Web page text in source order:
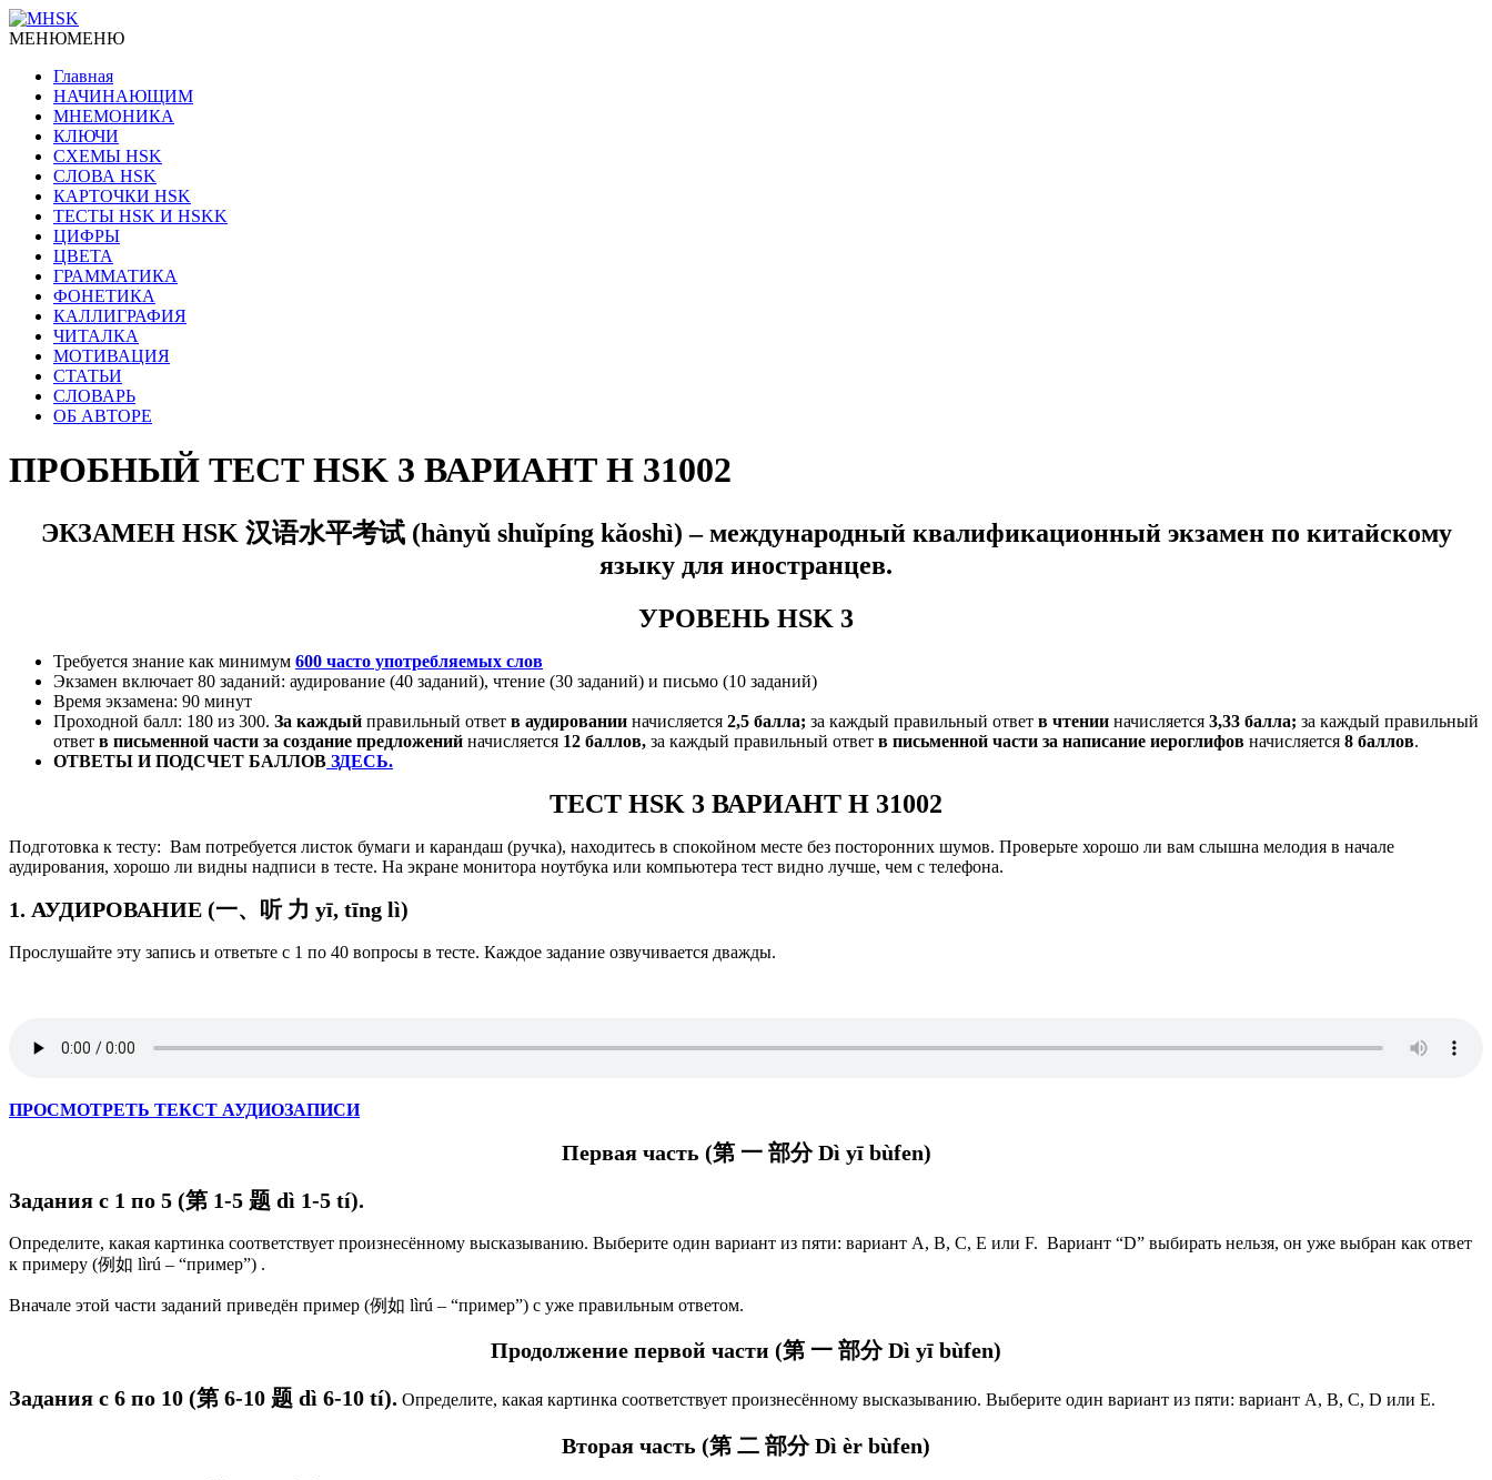
МЕНЮМЕНЮ
Главная
НАЧИНАЮЩИМ
МНЕМОНИКА
КЛЮЧИ
СХЕМЫ HSK
СЛОВА HSK
КАРТОЧКИ HSK
ТЕСТЫ HSK И HSKK
ЦИФРЫ
ЦВЕТА
ГРАММАТИКА
ФОНЕТИКА
КАЛЛИГРАФИЯ
ЧИТАЛКА
МОТИВАЦИЯ
СТАТЬИ
СЛОВАРЬ
ОБ АВТОРЕ
ПРОБНЫЙ ТЕСТ HSK 3 ВАРИАНТ H 31002
ЭКЗАМЕН HSK 汉语水平考试(hànyǔ shuǐpíng kǎoshì) –международный квалификационный экзамен по китайскому
языку для иностранцев.
УРОВЕНЬ HSK 3
Требуется знание как минимум 600 часто употребляемых слов
Экзамен включает 80 заданий: аудирование (40 заданий), чтение (30 заданий) и письмо (10 заданий)
Время экзамена: 90 минут
Проходной балл: 180 из 300. За каждый правильный ответ в аудировании начисляется 2,5 балла; за каждый правильный ответ в чтении начисляется 3,33 балла; за каждый правильный
ответ в письменной части за создание предложений начисляется 12 баллов, за каждый правильный ответ в письменной части за написание иероглифов начисляется 8 баллов.
ОТВЕТЫ И ПОДСЧЕТ БАЛЛОВ ЗДЕСЬ.
ТЕСТ HSK 3 ВАРИАНТ H 31002
Подготовка к тесту: Вам потребуется листок бумаги и карандаш (ручка), находитесь в спокойном месте без посторонних шумов. Проверьте хорошо ли вам слышна мелодия в начале
аудирования, хорошо ли видны надписи в тесте. На экране монитора ноутбука или компьютера тест видно лучше, чем с телефона.
1. АУДИРОВАНИЕ (一、听 力 yī, tīng lì)
Прослушайте эту запись и ответьте с 1 по 40 вопросы в тесте. Каждое задание озвучивается дважды.
ПРОСМОТРЕТЬ ТЕКСТ АУДИОЗАПИСИ
Первая часть (第 一 部分 Dì yī bùfen)
Задания с 1 по 5 (第 1-5 题 dì 1-5 tí).
Определите, какая картинка соответствует произнесённому высказыванию. Выберите один вариант из пяти: вариант А, В, C, E или F. Вариант “D” выбирать нельзя, он уже выбран как ответ
к примеру (例如 lìrú – “пример”) .
Вначале этой части заданий приведён пример (例如 lìrú – “пример”) с уже правильным ответом.
Продолжение первой части (第 一 部分 Dì yī bùfen)
Задания с 6 по 10 (第 6-10 题 dì 6-10 tí). Определите, какая картинка соответствует произнесённому высказыванию. Выберите один вариант из пяти: вариант А, В, C, D или E.
Вторая часть (第 二 部分 Dì èr bùfen)